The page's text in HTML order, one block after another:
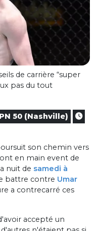
de carrière “super
pas du tout
50 (Nashville)
son chemin vers
en main event de
nuit de samedi à
battre contre Umar
a contrecarré ces
accepté un